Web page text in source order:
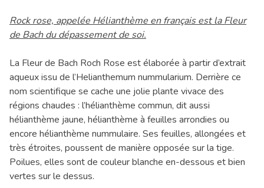
Rock rose, appelée Hélianthème en français est la Fleur
de Bach du dépassement de soi.
La Fleur de Bach Roch Rose est élaborée à partir d’extrait
aqueux issu de l’Helianthemum nummularium. Derrière ce
nom scientifique se cache une jolie plante vivace des
régions chaudes : l’hélianthème commun, dit aussi
hélianthème jaune, hélianthème à feuilles arrondies ou
encore hélianthème nummulaire. Ses feuilles, allongées et
très étroites, poussent de manière opposée sur la tige.
Poilues, elles sont de couleur blanche en-dessous et bien
vertes sur le dessus.